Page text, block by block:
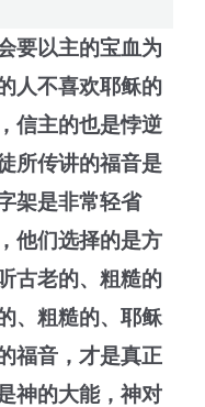
要以主的宝血为
人不喜欢耶稣的
信主的也是悖逆
所传讲的福音是
架是非常轻省
他们选择的是方
古老的、粗糙的
、粗糙的、耶稣
福音，才是真正
神的大能，神对